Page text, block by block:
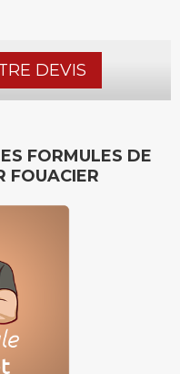
DEVIS
FORMULES DE
FOUACIER